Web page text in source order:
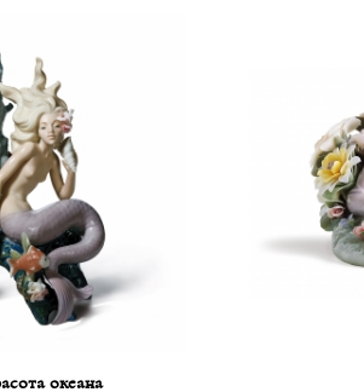
доставки высчитывается в
составляет 10% от
товара таможенными
океана